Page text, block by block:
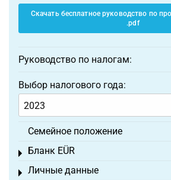
Скачать бесплатное руководство по
.pdf
Руководство по налогам:
Выбор налогового года:
Семейное положение
Бланк EÜR
Toggle menu
Личные данные
Toggle menu